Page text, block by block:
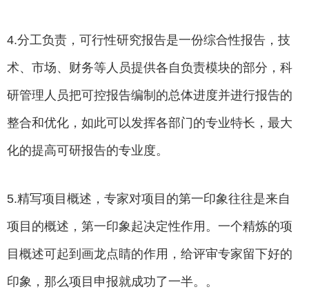
4.分工负责，可行性研究报告是一份综合性报告，技
术、市场、财务等人员提供各自负责模块的部分，科
研管理人员把可控报告编制的总体进度并进行报告的
整合和优化，如此可以发挥各部门的专业特长，最大
化的提高可研报告的专业度。
5.精写项目概述，专家对项目的第一印象往往是来自
项目的概述，第一印象起决定性作用。一个精炼的项
目概述可起到画龙点睛的作用，给评审专家留下好的
印象，那么项目申报就成功了一半。。